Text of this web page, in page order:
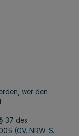
wer den
37 des
(GV. NRW. S.